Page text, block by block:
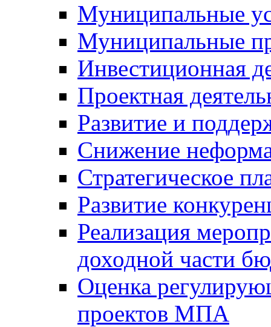
Муниципальные
Муниципальные
Инвестиционная
Проектная
Развитие и
Снижение
Стратегическое
Развитие
Реализация
доходной части
Оценка
проектов МПА